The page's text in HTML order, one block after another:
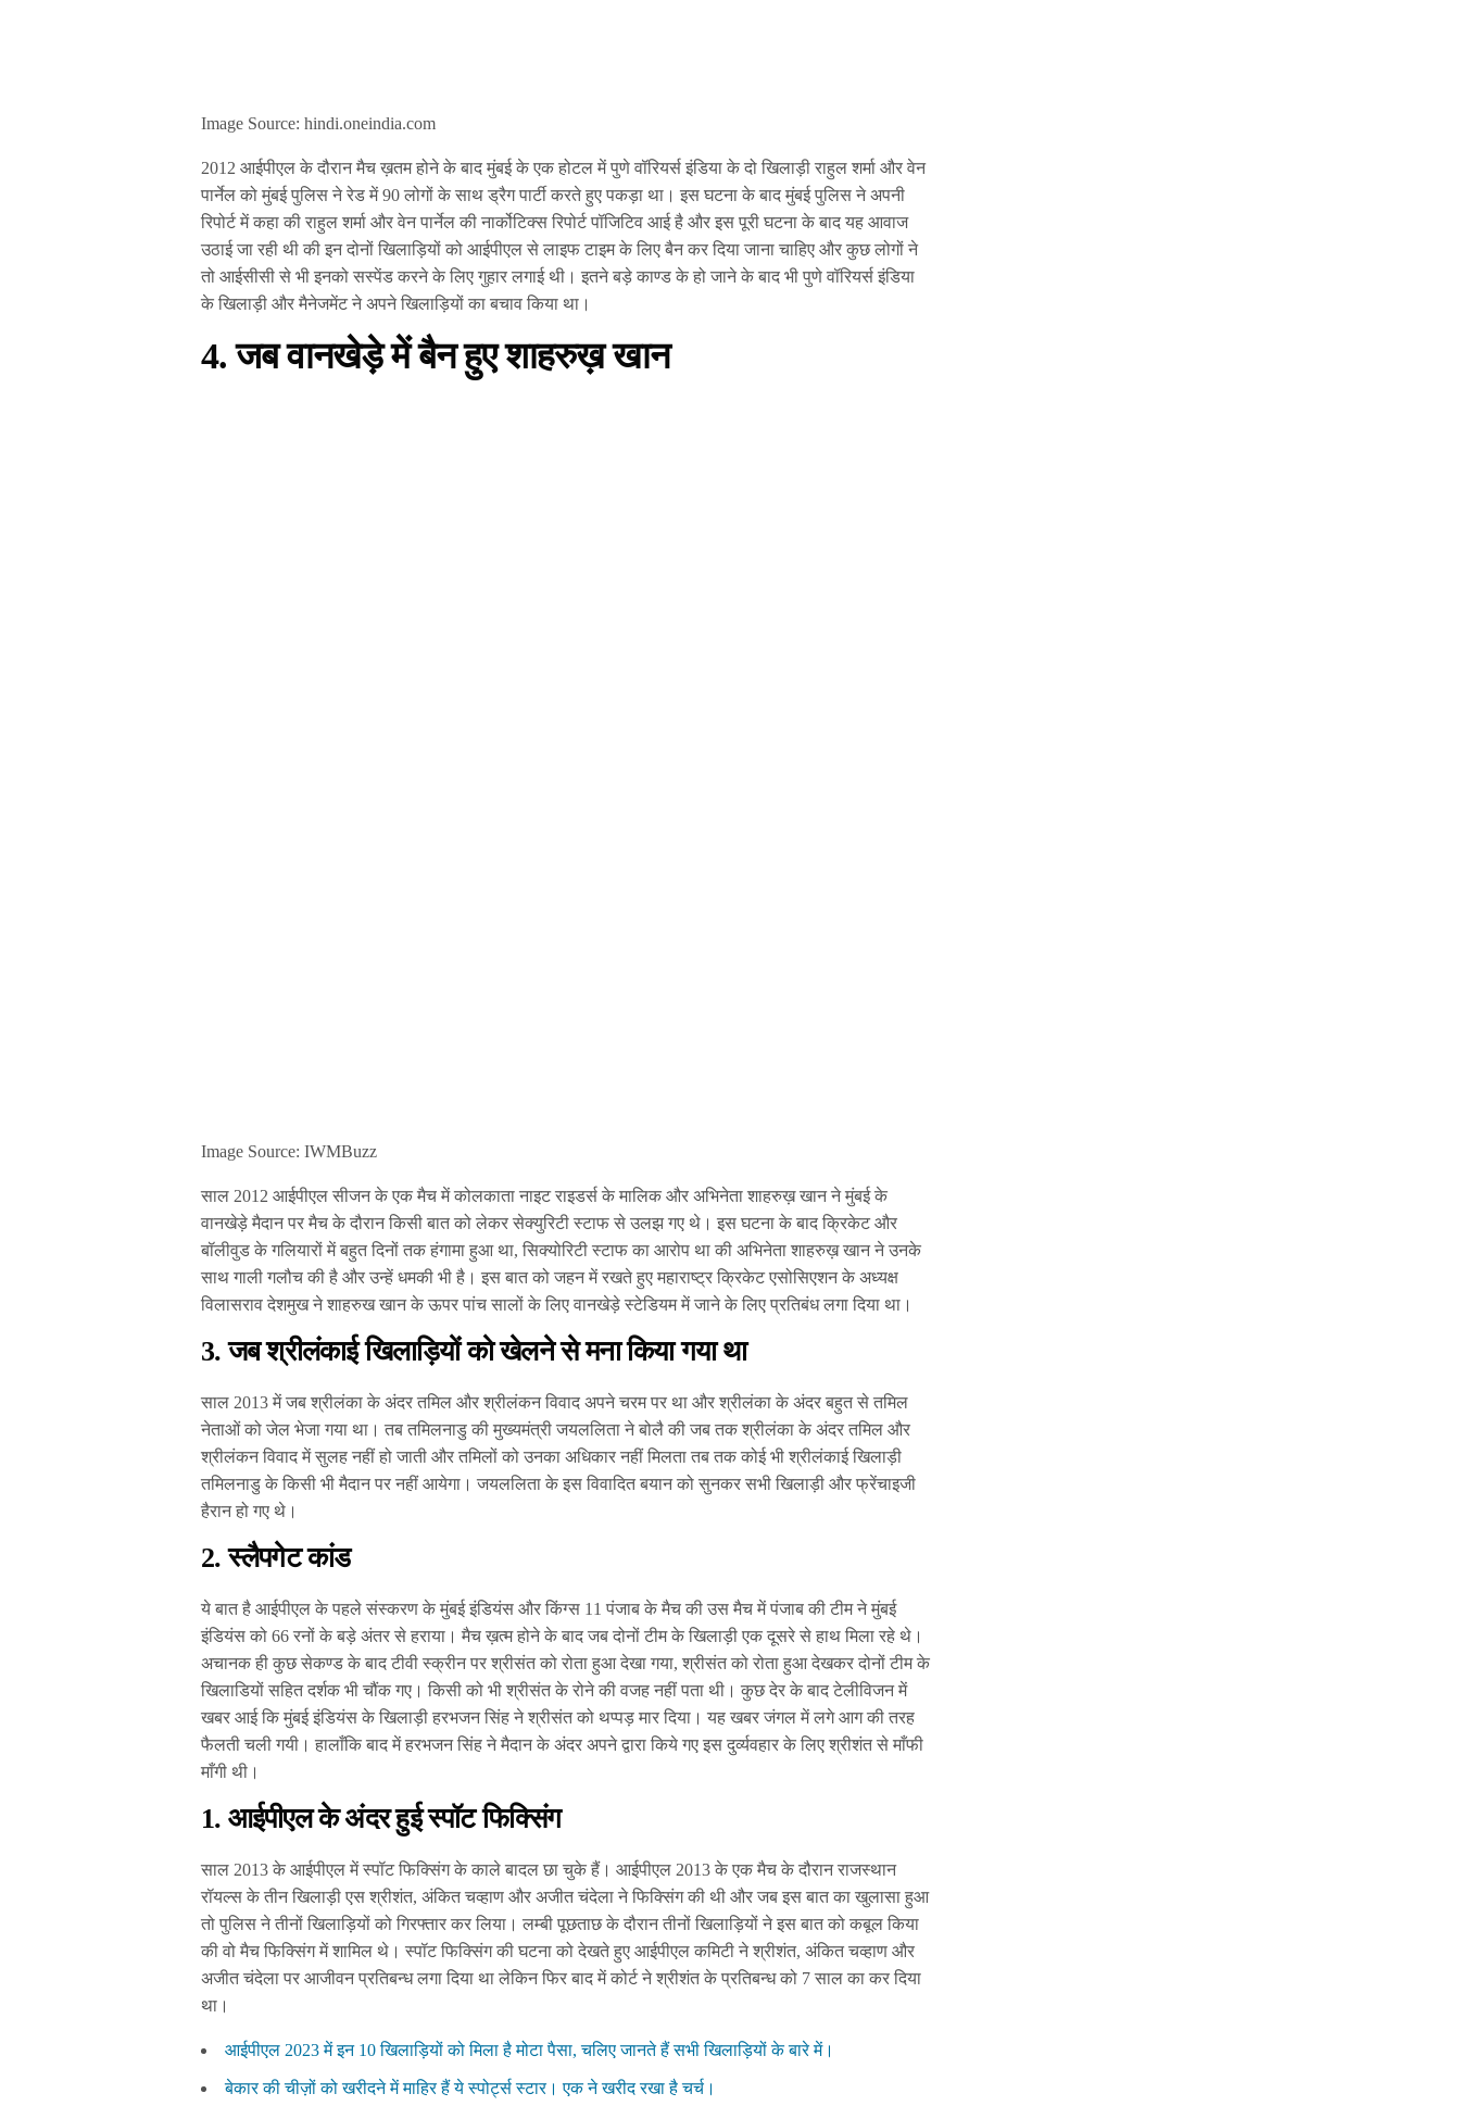
Image Source: hindi.oneindia.com
2012 आईपीएल के दौरान मैच ख़तम होने के बाद मुंबई के एक होटल में पुणे वॉरियर्स इंडिया के दो खिलाड़ी राहुल शर्मा और वेन
पार्नेल को मुंबई पुलिस ने रेड में 90 लोगों के साथ ड्रैग पार्टी करते हुए पकड़ा था। इस घटना के बाद मुंबई पुलिस ने अपनी
रिपोर्ट में कहा की राहुल शर्मा और वेन पार्नेल की नार्कोटिक्स रिपोर्ट पॉजिटिव आई है और इस पूरी घटना के बाद यह आवाज
उठाई जा रही थी की इन दोनों खिलाड़ियों को आईपीएल से लाइफ टाइम के लिए बैन कर दिया जाना चाहिए और कुछ लोगों ने
तो आईसीसी से भी इनको सस्पेंड करने के लिए गुहार लगाई थी। इतने बड़े काण्ड के हो जाने के बाद भी पुणे वॉरियर्स इंडिया
के खिलाड़ी और मैनेजमेंट ने अपने खिलाड़ियों का बचाव किया था।
4. जब वानखेड़े में बैन हुए शाहरुख़ खान
Image Source: IWMBuzz
साल 2012 आईपीएल सीजन के एक मैच में कोलकाता नाइट राइडर्स के मालिक और अभिनेता शाहरुख़ खान ने मुंबई के
वानखेड़े मैदान पर मैच के दौरान किसी बात को लेकर सेक्युरिटी स्टाफ से उलझ गए थे। इस घटना के बाद क्रिकेट और
बॉलीवुड के गलियारों में बहुत दिनों तक हंगामा हुआ था, सिक्योरिटी स्टाफ का आरोप था की अभिनेता शाहरुख़ खान ने उनके
साथ गाली गलौच की है और उन्हें धमकी भी है। इस बात को जहन में रखते हुए महाराष्ट्र क्रिकेट एसोसिएशन के अध्यक्ष
विलासराव देशमुख ने शाहरुख खान के ऊपर पांच सालों के लिए वानखेड़े स्‍टेडियम में जाने के लिए प्रतिबंध लगा दिया था।
3. जब श्रीलंकाई खिलाड़ियों को खेलने से मना किया गया था
साल 2013 में जब श्रीलंका के अंदर तमिल और श्रीलंकन विवाद अपने चरम पर था और श्रीलंका के अंदर बहुत से तमिल
नेताओं को जेल भेजा गया था। तब तमिलनाडु की मुख्यमंत्री जयललिता ने बोलै की जब तक श्रीलंका के अंदर तमिल और
श्रीलंकन विवाद में सुलह नहीं हो जाती और तमिलों को उनका अधिकार नहीं मिलता तब तक कोई भी श्रीलंकाई खिलाड़ी
तमिलनाडु के किसी भी मैदान पर नहीं आयेगा। जयललिता के इस विवादित बयान को सुनकर सभी खिलाड़ी और फ्रेंचाइजी
हैरान हो गए थे।
2. स्लैपगेट कांड
ये बात है आईपीएल के पहले संस्करण के मुंबई इंडियंस और किंग्स 11 पंजाब के मैच की उस मैच में पंजाब की टीम ने मुंबई
इंडियंस को 66 रनों के बड़े अंतर से हराया। मैच ख़त्म होने के बाद जब दोनों टीम के खिलाड़ी एक दूसरे से हाथ मिला रहे थे।
अचानक ही कुछ सेकण्ड के बाद टीवी स्क्रीन पर श्रीसंत को रोता हुआ देखा गया, श्रीसंत को रोता हुआ देखकर दोनों टीम के
खिलाडियों सहित दर्शक भी चौंक गए। किसी को भी श्रीसंत के रोने की वजह नहीं पता थी। कुछ देर के बाद टेलीविजन में
खबर आई कि मुंबई इंडियंस के खिलाड़ी हरभजन सिंह ने श्रीसंत को थप्पड़ मार दिया। यह खबर जंगल में लगे आग की तरह
फैलती चली गयी। हालाँकि बाद में हरभजन सिंह ने मैदान के अंदर अपने द्वारा किये गए इस दुर्व्यवहार के लिए श्रीशंत से माँफी
माँगी थी।
1. आईपीएल के अंदर हुई स्पॉट फिक्सिंग
साल 2013 के आईपीएल में स्पॉट फिक्सिंग के काले बादल छा चुके हैं। आईपीएल 2013 के एक मैच के दौरान राजस्थान
रॉयल्स के तीन खिलाड़ी एस श्रीशंत, अंकित चव्हाण और अजीत चंदेला ने फिक्सिंग की थी और जब इस बात का खुलासा हुआ
तो पुलिस ने तीनों खिलाड़ियों को गिरफ्तार कर लिया। लम्बी पूछताछ के दौरान तीनों खिलाड़ियों ने इस बात को कबूल किया
की वो मैच फिक्सिंग में शामिल थे। स्पॉट फिक्सिंग की घटना को देखते हुए आईपीएल कमिटी ने श्रीशंत, अंकित चव्हाण और
अजीत चंदेला पर आजीवन प्रतिबन्ध लगा दिया था लेकिन फिर बाद में कोर्ट ने श्रीशंत के प्रतिबन्ध को 7 साल का कर दिया
था।
आईपीएल 2023 में इन 10 खिलाड़ियों को मिला है मोटा पैसा, चलिए जानते हैं सभी खिलाड़ियों के बारे में।
बेकार की चीज़ों को खरीदने में माहिर हैं ये स्पोर्ट्स स्टार। एक ने खरीद रखा है चर्च।